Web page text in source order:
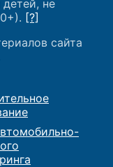
не
[?]
сайта